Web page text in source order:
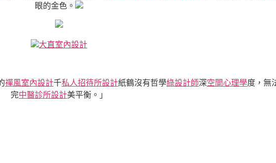
眼的金色。
大直室內設計
禪風室內設計千私人招待所設計紙鶴沒有哲學綠設計師深空間心理學度，無
完中醫診所設計美平衡。」